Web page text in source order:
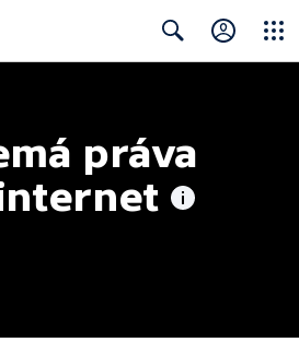
práva